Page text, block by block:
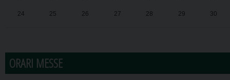
24 25 26 27 28 29 30
ORARI MESSE